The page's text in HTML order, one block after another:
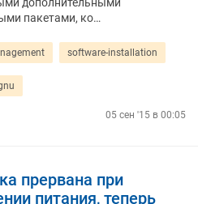
пакетами, ко…
software-installation
05 сен '15 в 00:05
прервана при
питания, теперь